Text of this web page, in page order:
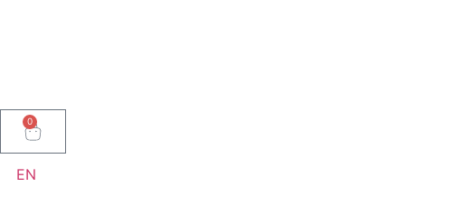
0
EN